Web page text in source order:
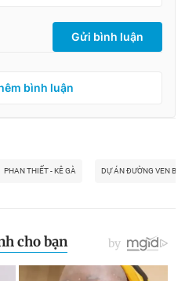
Gửi bình luận
bình luận
PHAN THIẾT - KÊ GÀ DỰ ÁN ĐƯỜNG VEN BIỂN